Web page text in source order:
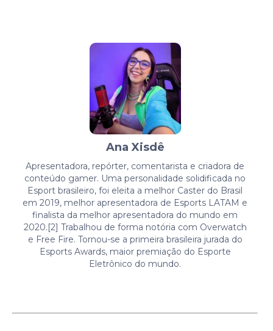
Ana Xisdê
Apresentadora, repórter, comentarista e criadora de
conteúdo gamer. Uma personalidade solidificada no
Esport brasileiro, foi eleita a melhor Caster do Brasil
em 2019, melhor apresentadora de Esports LATAM e
finalista da melhor apresentadora do mundo em
2020.[2] Trabalhou de forma notória com Overwatch
e Free Fire. Tornou-se a primeira brasileira jurada do
Esports Awards, maior premiação do Esporte
Eletrônico do mundo.